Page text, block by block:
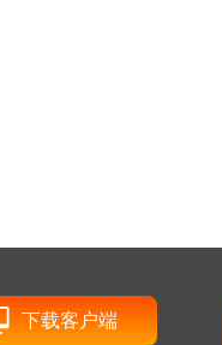
下载客户端